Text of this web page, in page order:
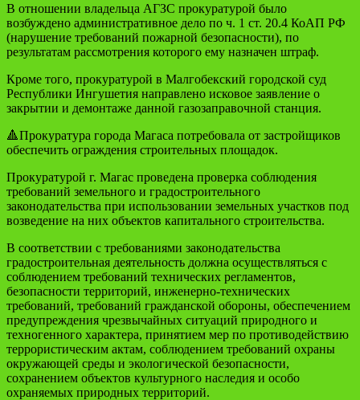
В отношении владельца АГЗС прокуратурой было
возбуждено административное дело по ч. 1 ст. 20.4 КоАП РФ
(нарушение требований пожарной безопасности), по
результатам рассмотрения которого ему назначен штраф.
Кроме того, прокуратурой в Малгобекский городской суд
Республики Ингушетия направлено исковое заявление о
закрытии и демонтаже данной газозаправочной станция.
🔺Прокуратура города Магаса потребовала от застройщиков
обеспечить ограждения строительных площадок.
Прокуратурой г. Магас проведена проверка соблюдения
требований земельного и градостроительного
законодательства при использовании земельных участков под
возведение на них объектов капитального строительства.
В соответствии с требованиями законодательства
градостроительная деятельность должна осуществляться с
соблюдением требований технических регламентов,
безопасности территорий, инженерно-технических
требований, требований гражданской обороны, обеспечением
предупреждения чрезвычайных ситуаций природного и
техногенного характера, принятием мер по противодействию
террористическим актам, соблюдением требований охраны
окружающей среды и экологической безопасности,
сохранением объектов культурного наследия и особо
охраняемых природных территорий.